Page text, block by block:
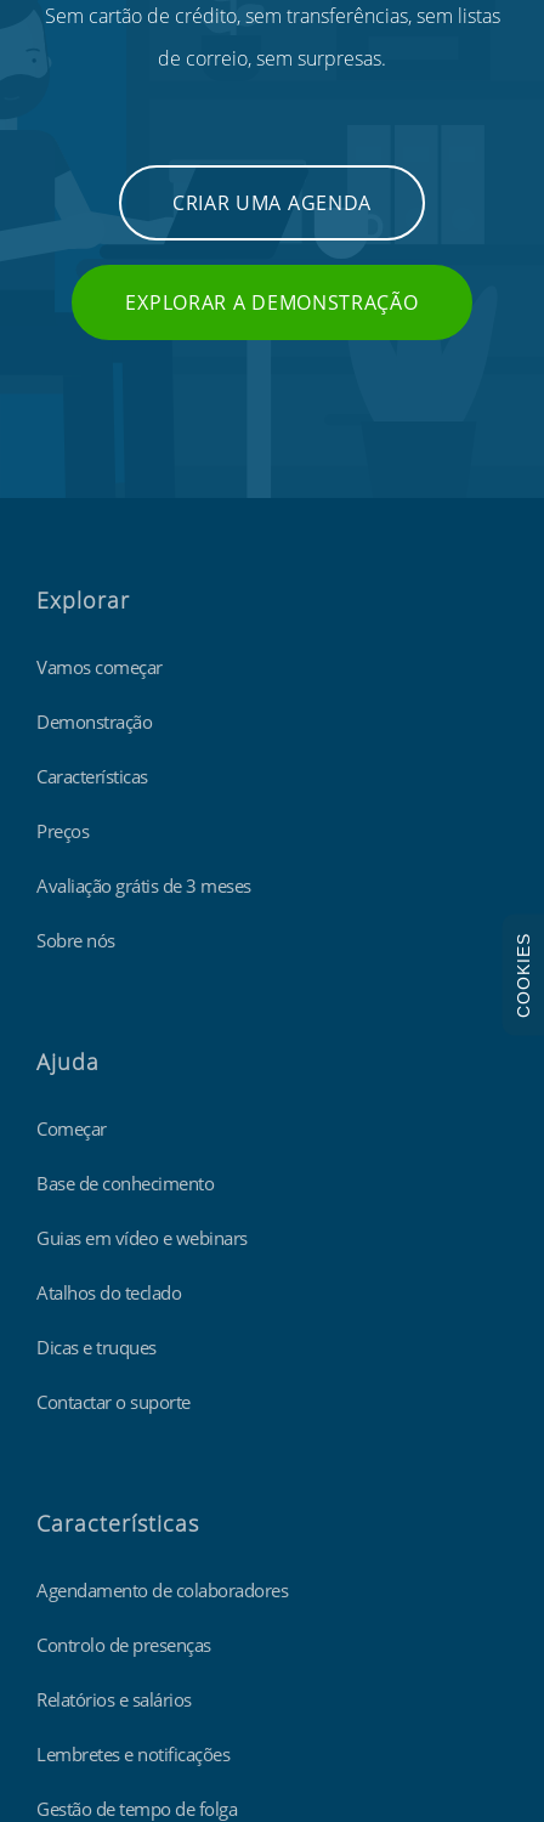
Sem cartão de crédito, sem transferências, sem listas
de correio, sem surpresas.
CRIAR UMA AGENDA
EXPLORAR A DEMONSTRAÇÃO
Explorar
Vamos começar
Demonstração
Características
Preços
Avaliação grátis de 3 meses
Sobre nós
Ajuda
Começar
Base de conhecimento
Guias em vídeo e webinars
Atalhos do teclado
Dicas e truques
Contactar o suporte
Características
Agendamento de colaboradores
Controlo de presenças
Relatórios e salários
Lembretes e notificações
Gestão de tempo de folga
COOKIES